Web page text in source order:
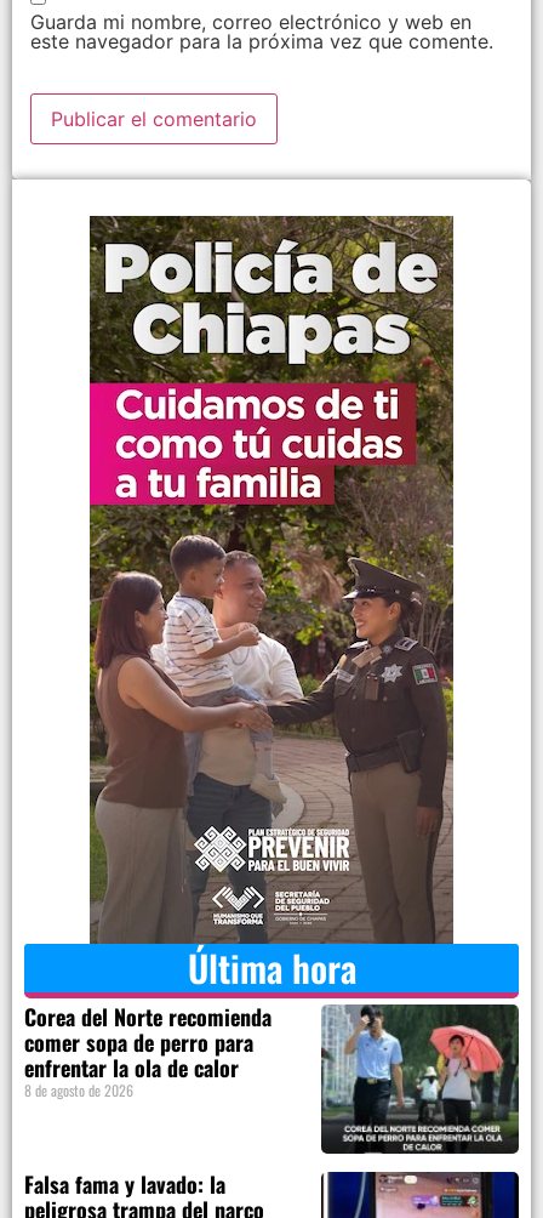
Guarda mi nombre, correo electrónico y web en
este navegador para la próxima vez que comente.
Última hora
Corea del Norte recomienda
comer sopa de perro para
enfrentar la ola de calor
8 de agosto de 2026
Falsa fama y lavado: la
peligrosa trampa del narco